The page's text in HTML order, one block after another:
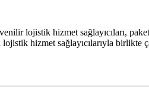
lojistik hizmet sağlayıcıları,
hizmet sağlayıcılarıyla birlikte